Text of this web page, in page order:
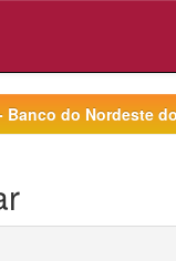
Banco do Nordeste